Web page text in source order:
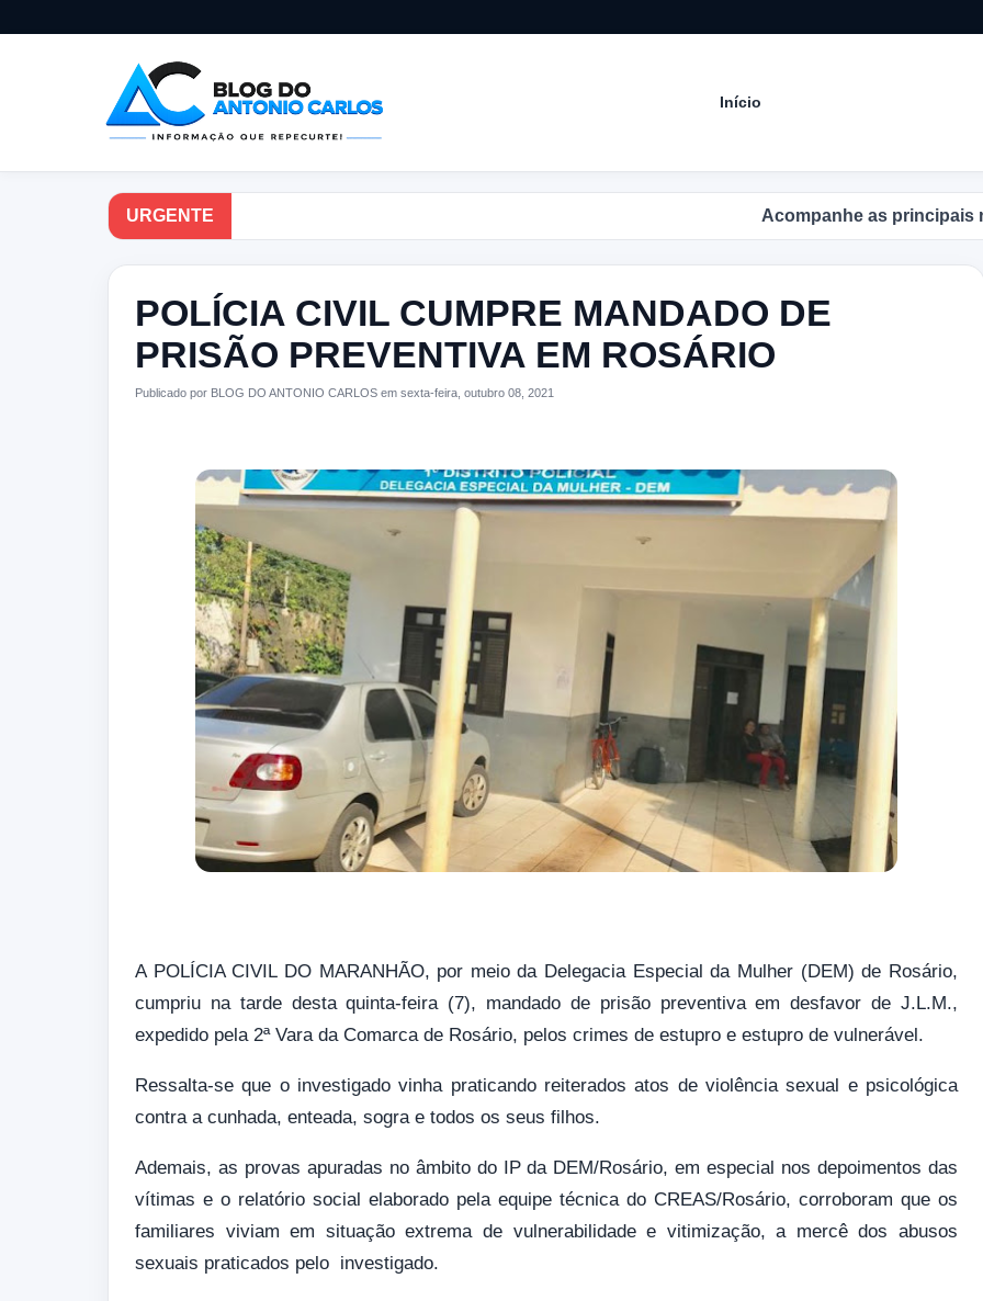
Início
URGENTE Acompanhe as principais
POLÍCIA CIVIL CUMPRE MANDADO DE
PRISÃO PREVENTIVA EM ROSÁRIO
Publicado por BLOG DO ANTONIO CARLOS em sexta-feira, outubro 08, 2021
A POLÍCIA CIVIL DO MARANHÃO, por meio da Delegacia Especial da Mulher (DEM) de Rosário,
cumpriu na tarde desta quinta-feira (7), mandado de prisão preventiva em desfavor de J.L.M.,
expedido pela 2ª Vara da Comarca de Rosário, pelos crimes de estupro e estupro de vulnerável.
Ressalta-se que o investigado vinha praticando reiterados atos de violência sexual e psicológica
contra a cunhada, enteada, sogra e todos os seus filhos.
Ademais, as provas apuradas no âmbito do IP da DEM/Rosário, em especial nos depoimentos das
vítimas e o relatório social elaborado pela equipe técnica do CREAS/Rosário, corroboram que os
familiares viviam em situação extrema de vulnerabilidade e vitimização, a mercê dos abusos
sexuais praticados pelo investigado.